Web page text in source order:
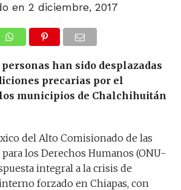
en 2 diciembre, 2017
han sido desplazadas
precarias por el
municipios de Chalchihuitán
del Alto Comisionado de las
los Derechos Humanos (ONU-
integral a la crisis de
forzado en Chiapas, con